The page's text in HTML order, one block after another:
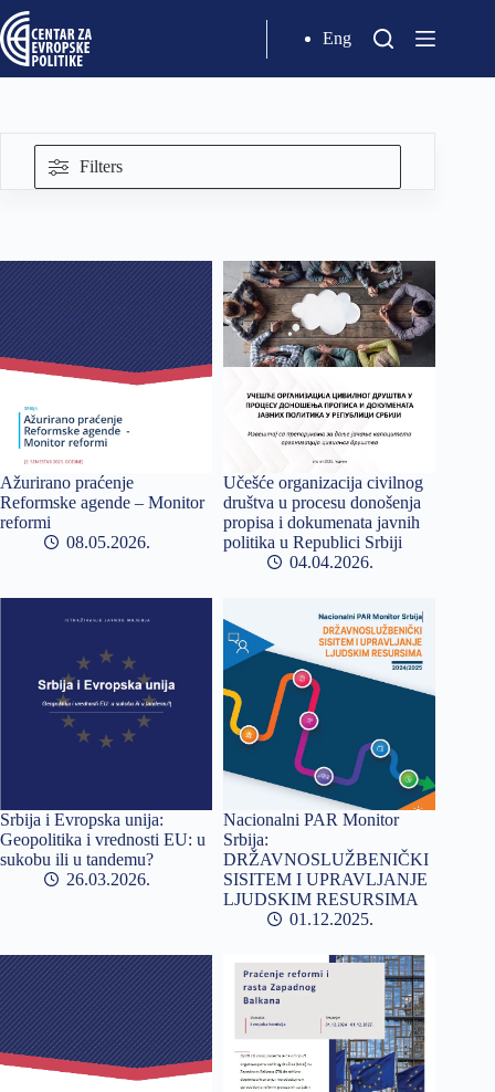
Eng
Ažuriranо praćenje
Reformske agende – Monitor
reformi
08.05.2026
Učešće organizacija civilnog
društva u procesu donošenja
propisa i dokumenata javnih
politika u Republici Srbiji
04.04.2026
Srbija i Evropska unija:
Geopolitika i vrednosti EU: u
sukobu ili u tandemu?
26.03.2026
Nacionalni PAR Monitor
Srbiјa:
DRŽAVNOSLUŽBENIČKI
SISITEM I UPRAVLJANJE
LJUDSKIM RESURSIMA
01.12.2025
Filters